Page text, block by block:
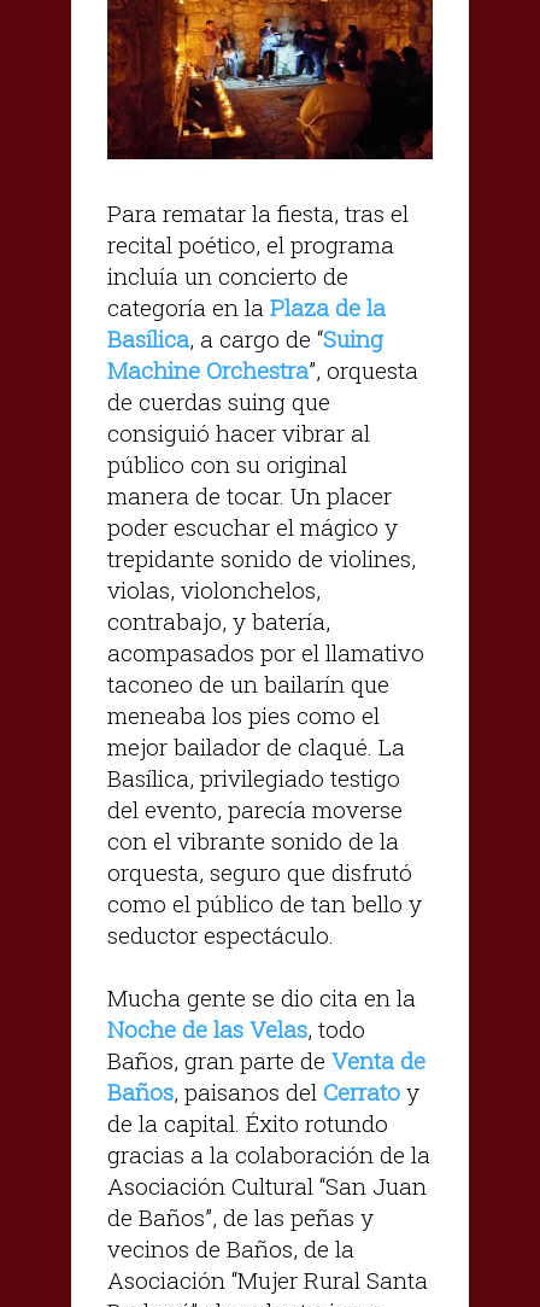
Para rematar la fiesta, tras el
recital poético, el programa
incluía un concierto de
categoría en la Plaza de la
Basílica, a cargo de “Suing
Machine Orchestra”, orquesta
de cuerdas suing que
consiguió hacer vibrar al
público con su original
manera de tocar. Un placer
poder escuchar el mágico y
trepidante sonido de violines,
violas, violonchelos,
contrabajo, y batería,
acompasados por el llamativo
taconeo de un bailarín que
meneaba los pies como el
mejor bailador de claqué. La
Basílica, privilegiado testigo
del evento, parecía moverse
con el vibrante sonido de la
orquesta, seguro que disfrutó
como el público de tan bello y
seductor espectáculo.
Mucha gente se dio cita en la
Noche de las Velas, todo
Baños, gran parte de Venta de
Baños, paisanos del Cerrato y
de la capital. Éxito rotundo
gracias a la colaboración de la
Asociación Cultural “San Juan
de Baños”, de las peñas y
vecinos de Baños, de la
Asociación “Mujer Rural Santa